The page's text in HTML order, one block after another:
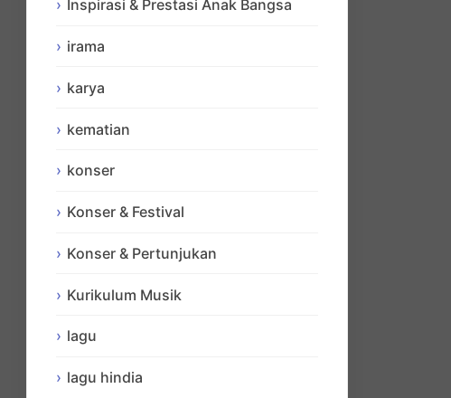
Inspirasi & Prestasi Anak Bangsa
irama
karya
kematian
konser
Konser & Festival
Konser & Pertunjukan
Kurikulum Musik
lagu
lagu hindia